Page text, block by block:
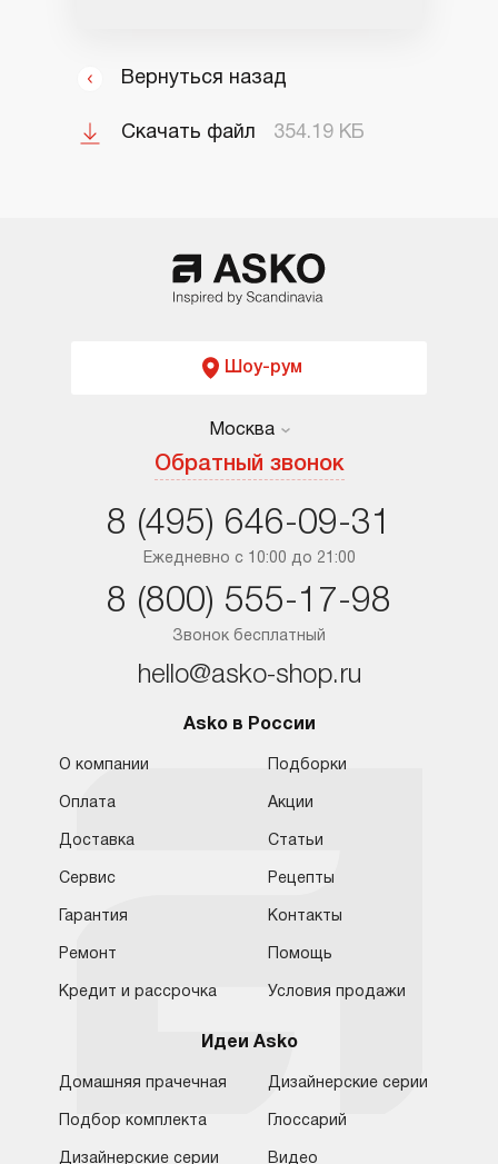
Москва
Вернуться назад
Скачать файл 354.19 КБ
Шоу-рум
Москва
Обратный звонок
Москва
Ростов-на-Дону
Ежедневно с 10:00 до 21:00
8 (495) 646-09-31
Звонок бесплатный
8 (800) 555-17-98
hello@asko-shop.ru
Asko в России
О компании
Оплата
Доставка
Сервис
Гарантия
Ремонт
Кредит и рассрочка
Подборки
Акции
Статьи
Рецепты
Контакты
Помощь
Условия продажи
Идеи Asko
Домашняя прачечная
Подбор комплекта
Дизайнерские серии
Дизайнерские серии
Глоссарий
Видео